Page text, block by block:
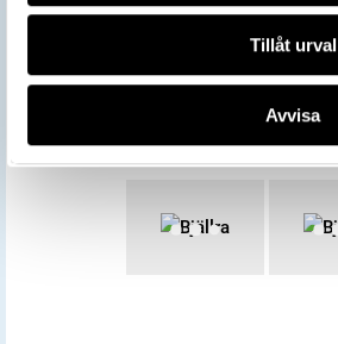
Tillåt urval
Avvisa